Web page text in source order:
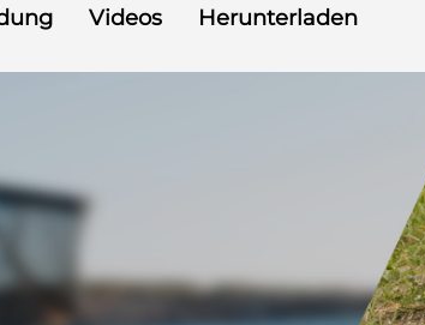
Videos Herunterladen